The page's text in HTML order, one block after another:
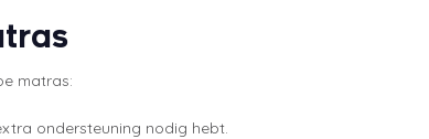
matras:
ondersteuning nodig hebt.